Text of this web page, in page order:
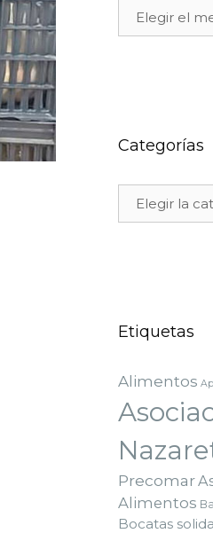
Categorías
Etiquetas
Alimentos
Precomar
Alimentos
Bocatas